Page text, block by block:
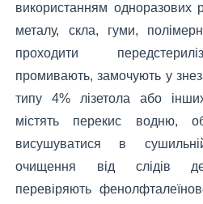
використанням одноразових
металу, скла, гуми,
проходити
промивають, замочують у
типу 4% лізетола або
містять перекис водню,
висушуватися в
очищення від слідів
перевіряють